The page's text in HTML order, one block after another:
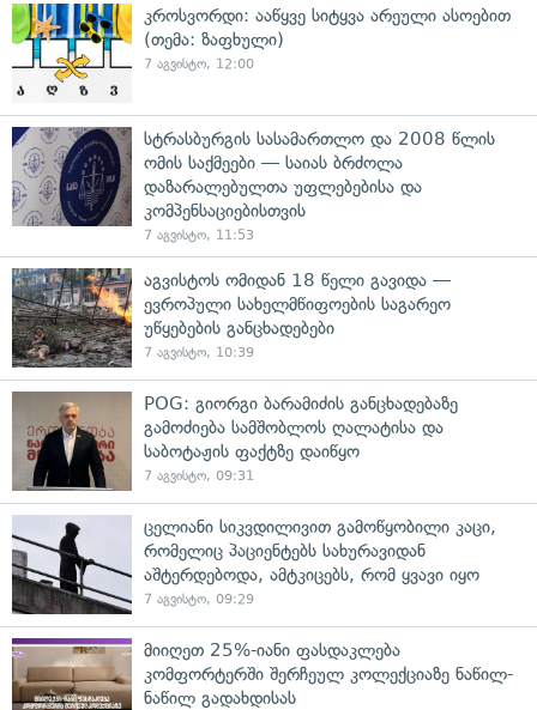
კროსვორდი: ააწყვე სიტყვა არეული ასოებით
(თემა: ზაფხული)
7 აგვისტო, 12:00
სტრასბურგის სასამართლო და 2008 წლის
ომის საქმეები — საიას ბრძოლა
დაზარალებულთა უფლებებისა და
კომპენსაციებისთვის
7 აგვისტო, 11:53
აგვისტოს ომიდან 18 წელი გავიდა —
ევროპული სახელმწიფოების საგარეო
უწყებების განცხადებები
7 აგვისტო, 10:39
POG: გიორგი ბარამიძის განცხადებაზე
გამოძიება სამშობლოს ღალატისა და
საბოტაჟის ფაქტზე დაიწყო
7 აგვისტო, 09:31
ცელიანი სიკვდილივით გამოწყობილი კაცი,
რომელიც პაციენტებს სახურავიდან
აშტერდებოდა, ამტკიცებს, რომ ყვავი იყო
7 აგვისტო, 09:29
მიიღეთ 25%-იანი ფასდაკლება
კომფორტერში შერჩეულ კოლექციაზე ნაწილ-
ნაწილ გადახდისას